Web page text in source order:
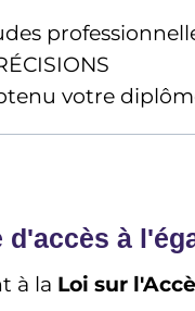
votre
d'accès à
à la Loi sur